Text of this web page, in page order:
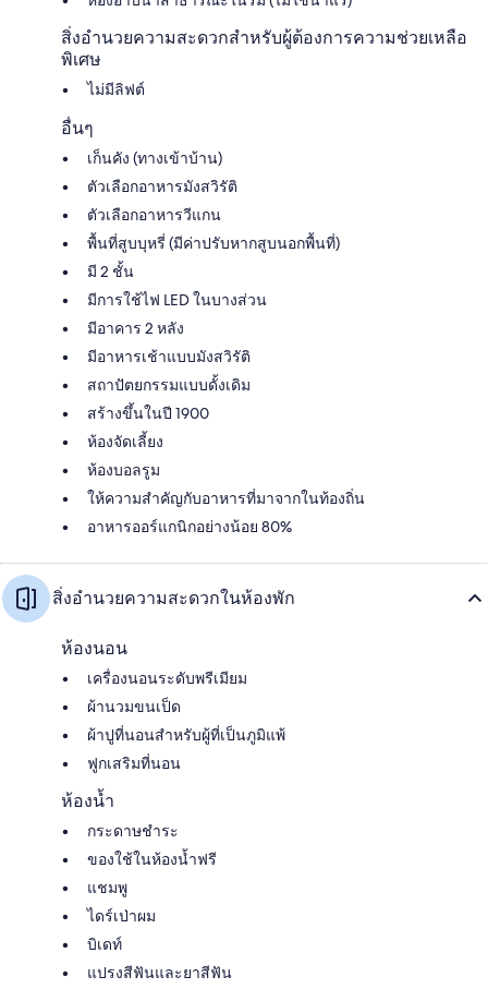
สิ่งอำนวยความสะดวกสำหรับผู้ต้องการความช่วยเหลือ
พิเศษ
ไม่มีลิฟต์
อื่นๆ
เก็นคัง (ทางเข้าบ้าน)
ตัวเลือกอาหารมังสวิรัติ
ตัวเลือกอาหารวีแกน
พื้นที่สูบบุหรี่ (มีค่าปรับหากสูบนอกพื้นที่)
มี 2 ชั้น
มีการใช้ไฟ LED ในบางส่วน
มีอาคาร 2 หลัง
มีอาหารเช้าแบบมังสวิรัติ
สถาปัตยกรรมแบบดั้งเดิม
สร้างขึ้นในปี 1900
ห้องจัดเลี้ยง
ห้องบอลรูม
ให้ความสำคัญกับอาหารที่มาจากในท้องถิ่น
อาหารออร์แกนิกอย่างน้อย 80%
สิ่งอำนวยความสะดวกในห้องพัก
ห้องนอน
เครื่องนอนระดับพรีเมียม
ผ้านวมขนเป็ด
ผ้าปูที่นอนสำหรับผู้ที่เป็นภูมิแพ้
ฟูกเสริมที่นอน
ห้องน้ำ
กระดาษชำระ
ของใช้ในห้องน้ำฟรี
แชมพู
ไดร์เป่าผม
บิเดท์
แปรงสีฟันและยาสีฟัน